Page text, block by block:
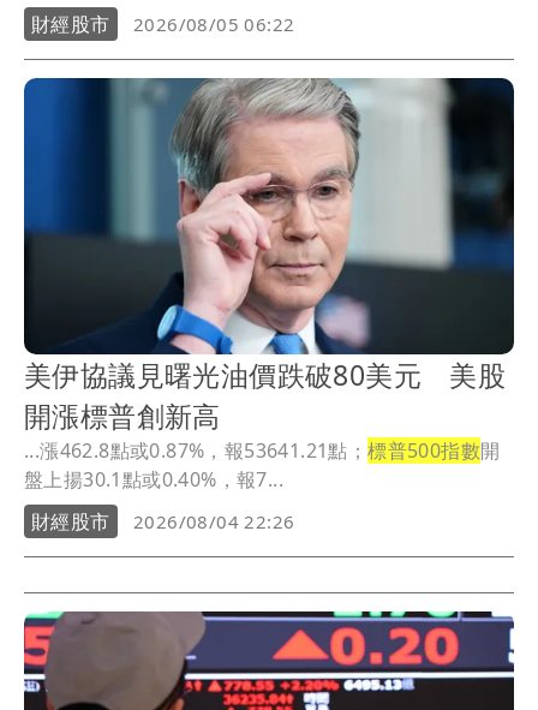
財經股市 2026/08/05 06:22
美伊協議見曙光油價跌破80美元 美股
開漲標普創新高
...漲462.8點或0.87%，報53641.21點；標普500指數開
盤上揚30.1點或0.40%，報7...
財經股市
2026/08/04 22:26